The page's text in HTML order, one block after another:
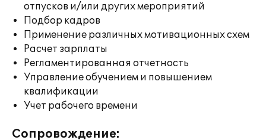
отпусков и/или других мероприятий
Подбор кадров
Применение различных мотивационных схем
Расчет зарплаты
Регламентированная отчетность
Управление обучением и повышением
квалификации
Учет рабочего времени
Сопровождение: